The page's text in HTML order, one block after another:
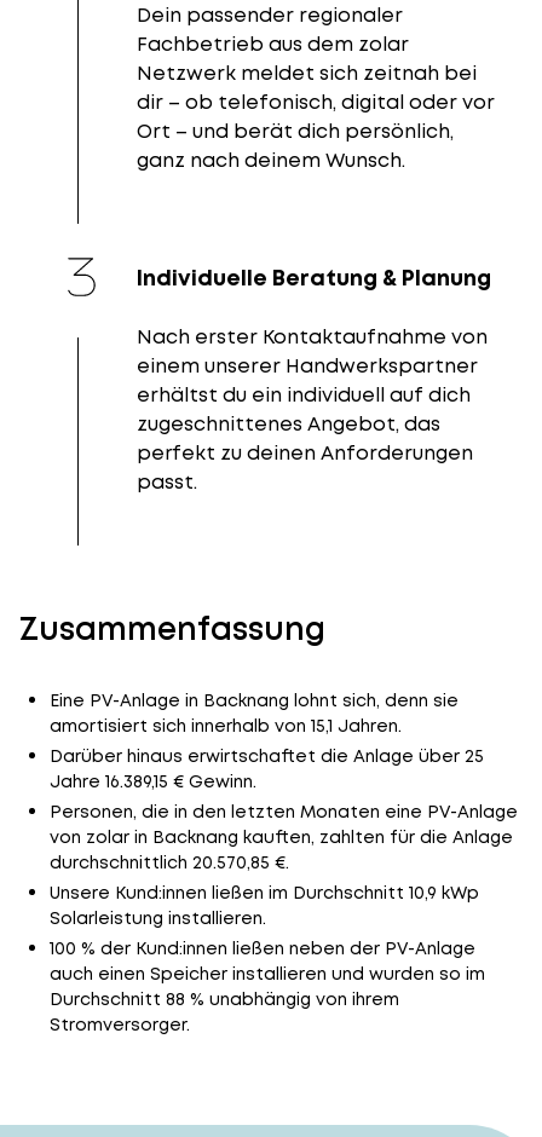
Dein passender regionaler
Fachbetrieb aus dem zolar
Netzwerk meldet sich zeitnah bei
dir – ob telefonisch, digital oder vor
Ort – und berät dich persönlich,
ganz nach deinem Wunsch.
Individuelle Beratung & Planung
Nach erster Kontaktaufnahme von
einem unserer Handwerkspartner
erhältst du ein individuell auf dich
zugeschnittenes Angebot, das
perfekt zu deinen Anforderungen
passt.
Zusammenfassung
Eine PV-Anlage in Backnang lohnt sich, denn sie
amortisiert sich innerhalb von 15,1 Jahren.
Darüber hinaus erwirtschaftet die Anlage über 25
Jahre 16.389,15 € Gewinn.
Personen, die in den letzten Monaten eine PV-Anlage
von zolar in Backnang kauften, zahlten für die Anlage
durchschnittlich 20.570,85 €.
Unsere Kund:innen ließen im Durchschnitt 10,9 kWp
Solarleistung installieren.
100 % der Kund:innen ließen neben der PV-Anlage
auch einen Speicher installieren und wurden so im
Durchschnitt 88 % unabhängig von ihrem
Stromversorger.